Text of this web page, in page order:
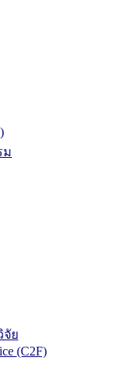
ม
ย
(C2F)